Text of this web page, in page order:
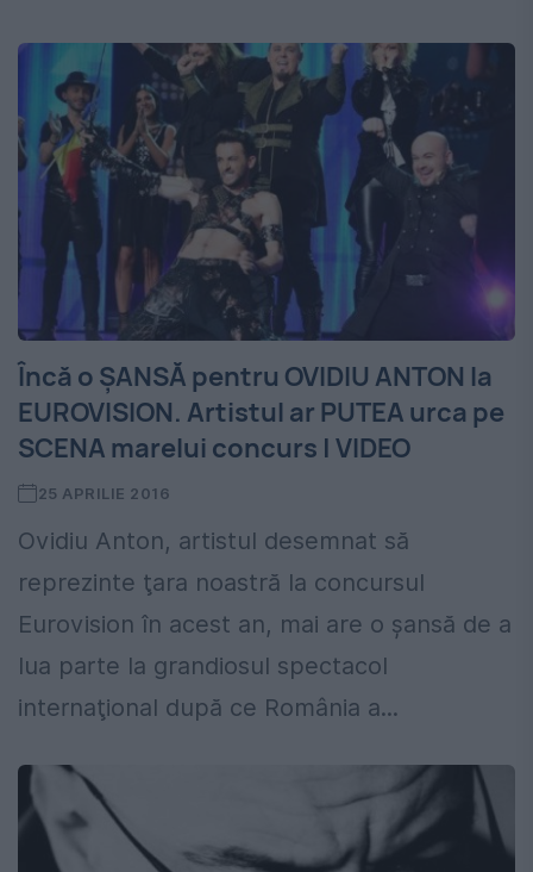
Încă o ŞANSĂ pentru OVIDIU ANTON la
EUROVISION. Artistul ar PUTEA urca pe
SCENA marelui concurs | VIDEO
25 APRILIE 2016
Ovidiu Anton, artistul desemnat să
reprezinte ţara noastră la concursul
Eurovision în acest an, mai are o şansă de a
lua parte la grandiosul spectacol
internaţional după ce România a...